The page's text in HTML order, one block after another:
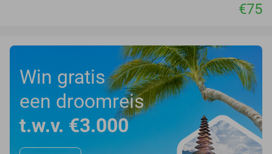
€75
Win gratis
een droomreis
t.w.v. €3.000